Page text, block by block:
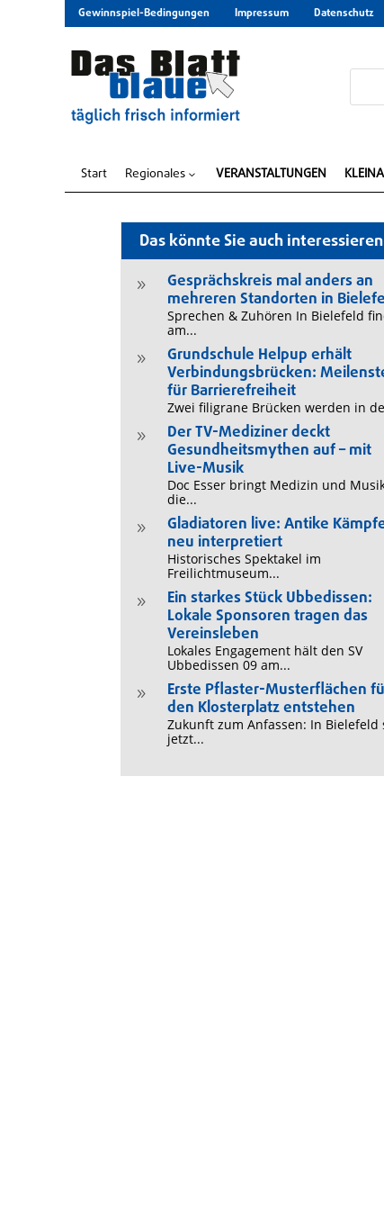
Gewinnspiel-Bedingungen Impressum Datenschutz
Start Regionales 3 VERANSTALTUNGEN
Das könnte Sie auch interessieren
9
Gesprächskreis mal anders an
mehreren Standorten in
Sprechen & Zuhören In Bielefeld
am...
9
Grundschule Helpup erhält
Verbindungsbrücken:
für Barrierefreiheit
Zwei filigrane Brücken werden in
9
Der TV-Mediziner deckt
Gesundheitsmythen auf – mit
Live-Musik
Doc Esser bringt Medizin und
die...
9
Gladiatoren live: Antike
neu interpretiert
Historisches Spektakel im
Freilichtmuseum...
9
Ein starkes Stück Ubbedissen:
Lokale Sponsoren tragen das
Vereinsleben
Lokales Engagement hält den SV
Ubbedissen 09 am...
9
Erste Pflaster-Musterflächen
den Klosterplatz entstehen
Zukunft zum Anfassen: In Bielefeld
jetzt...